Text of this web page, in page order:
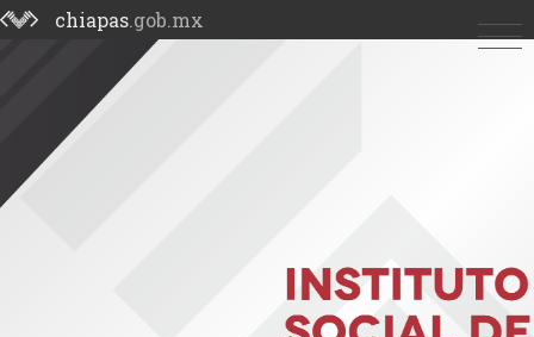
chiapas.gob.mx